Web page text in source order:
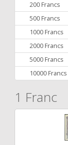
200 Francs
500 Francs
1000 Francs
2000 Francs
5000 Francs
10000 Francs
1 Franc